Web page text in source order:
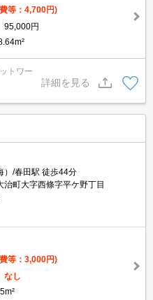
等：4,700円)
95,000円
トワー
詳細を見る
）/春田駅 徒歩44分
治町大字西條字平ケ野丁目
等：3,000円)
なし